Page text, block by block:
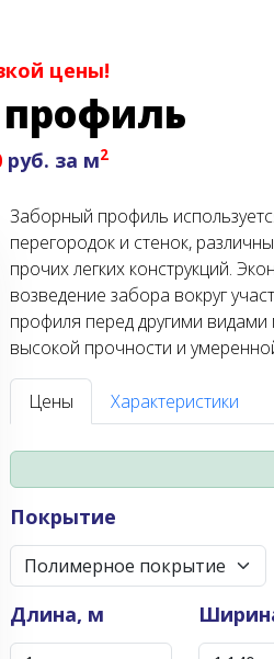
цены!
руб. за м2
Заборный профиль
перегородок и стенок,
прочих легких конструкций.
возведение забора вокруг
профиля перед другими
высокой прочности и
Цены Характеристики
Покрытие
Длина, м